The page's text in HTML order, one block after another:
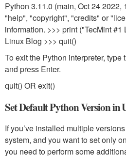
Python 3.11.0 (main, Oct 24 2022,
"help", "copyright", "credits" or
information. >>> print ("TecMint #1
Linux Blog >>> quit()
To exit the Python interpreter,
and press Enter.
quit() OR exit()
Set Default Python Version in
If you’ve installed multiple
system, and you want to set only
you need to perform some